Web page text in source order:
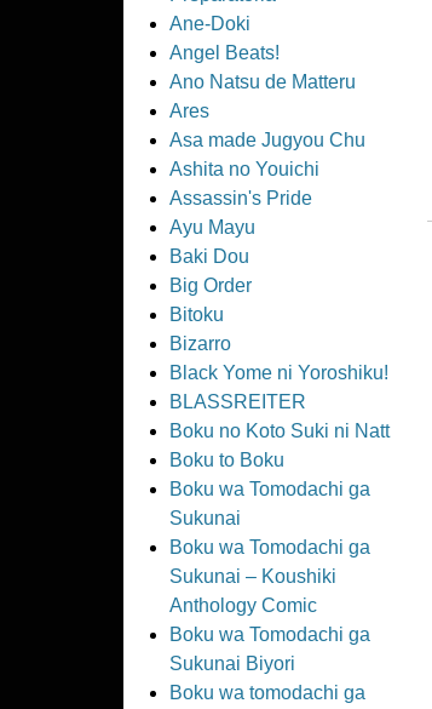
Ane-Doki
Angel Beats!
Ano Natsu de Matteru
Ares
Asa made Jugyou Chu
Ashita no Youichi
Assassin's Pride
Ayu Mayu
Baki Dou
Big Order
Bitoku
Bizarro
Black Yome ni Yoroshiku!
BLASSREITER
Boku no Koto Suki ni Natt
Boku to Boku
Boku wa Tomodachi ga
Sukunai
Boku wa Tomodachi ga
Sukunai – Koushiki
Anthology Comic
Boku wa Tomodachi ga
Sukunai Biyori
Boku wa tomodachi ga